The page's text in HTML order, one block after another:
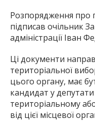
Розпорядження про
підписав очільник
адміністрації Іван
Ці документи
територіальної
цього органу, має
кандидат у
територіальному
від цієї місцевої